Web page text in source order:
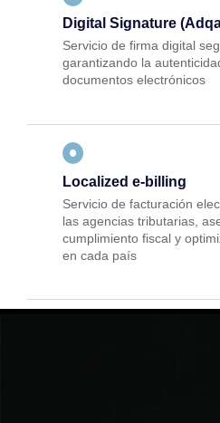
Digital Signature
Servicio de firma digital
garantizando la
documentos electrónicos
Localized e-billing
Servicio de facturación
las agencias tributarias,
cumplimiento fiscal y
en cada país